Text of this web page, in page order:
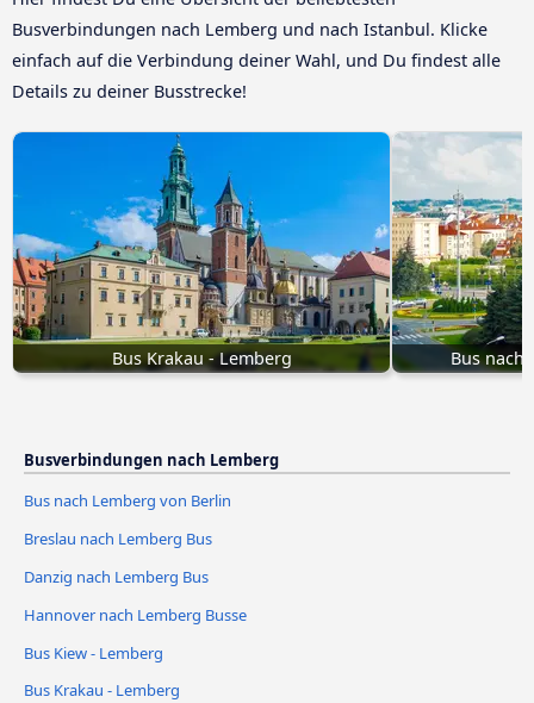
Busverbindungen nach Lemberg und nach Istanbul. Klicke
einfach auf die Verbindung deiner Wahl, und Du findest alle
Details zu deiner Busstrecke!
Bus Krakau - Lemberg Bus nach
Busverbindungen nach Lemberg
Bus nach Lemberg von Berlin
Breslau nach Lemberg Bus
Danzig nach Lemberg Bus
Hannover nach Lemberg Busse
Bus Kiew - Lemberg
Bus Krakau - Lemberg